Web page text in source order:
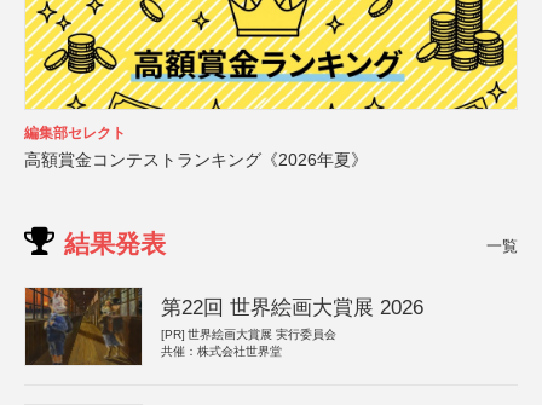
編集部セレクト
高額賞金コンテストランキング《2026年夏》
結果発表 一覧
第22回 世界絵画大賞展 2026
[PR] 世界絵画大賞展 実行委員会
共催：株式会社世界堂